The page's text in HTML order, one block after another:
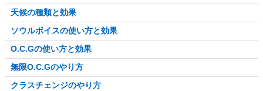
天候の種類と効果
ソウルボイスの使い方と効果
O.C.Gの使い方と効果
無限O.C.Gのやり方
クラスチェンジのやり方